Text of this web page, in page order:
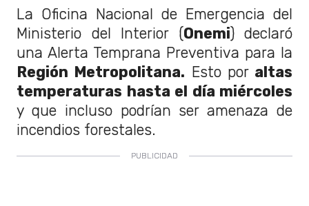
La Oficina Nacional de Emergencia del
Ministerio del Interior (Onemi) declaró
una Alerta Temprana Preventiva para la
Región Metropolitana. Esto por altas
temperaturas hasta el día miércoles
y que incluso podrían ser amenaza de
incendios forestales.